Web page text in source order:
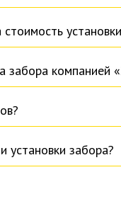
забора компанией
установки забора?